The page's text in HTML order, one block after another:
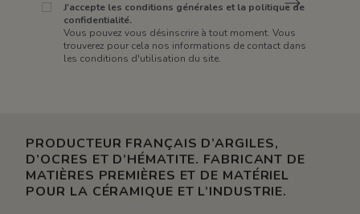
J'accepte les conditions générales et la politique de
confidentialité.
Vous pouvez vous désinscrire à tout moment. Vous
trouverez pour cela nos informations de contact dans
les conditions d'utilisation du site.
PRODUCTEUR FRANÇAIS D’ARGILES,
D’OCRES ET D’HÉMATITE. FABRICANT DE
MATIÈRES PREMIÈRES ET DE MATÉRIEL
POUR LA CÉRAMIQUE ET L’INDUSTRIE.